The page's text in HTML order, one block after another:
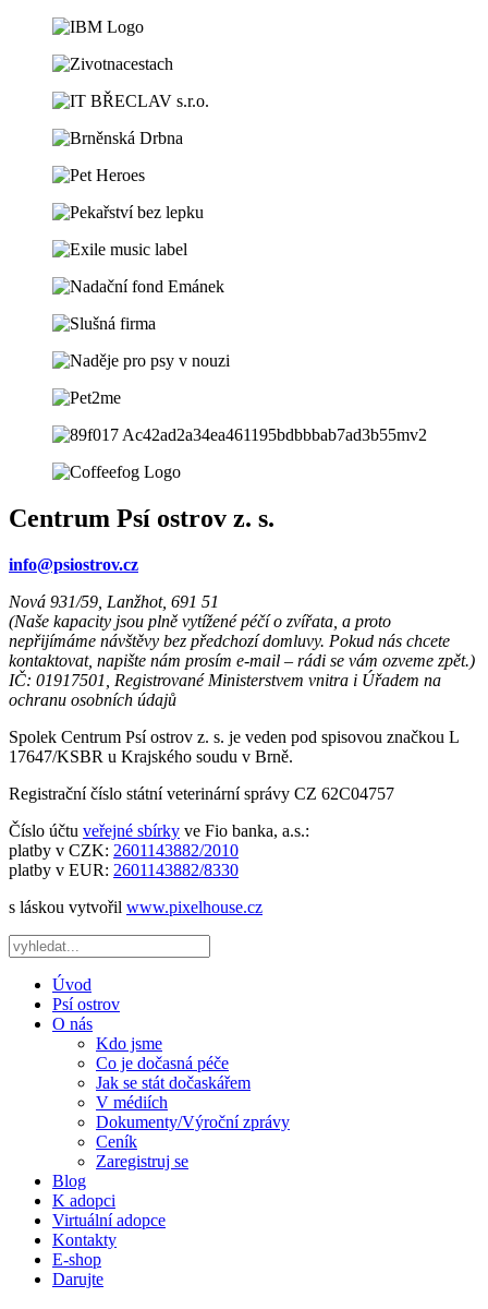
Centrum Psí ostrov z. s.
info@psiostrov.cz
Nová 931/59, Lanžhot, 691 51
(Naše kapacity jsou plně vytížené péčí o zvířata, a proto
nepřijímáme návštěvy bez předchozí domluvy. Pokud nás chcete
kontaktovat, napište nám prosím e-mail – rádi se vám ozveme zpět.)
IČ: 01917501, Registrované Ministerstvem vnitra i Úřadem na
ochranu osobních údajů
Spolek Centrum Psí ostrov z. s. je veden pod spisovou značkou L
17647/KSBR u Krajského soudu v Brně.
Registrační číslo státní veterinární správy CZ 62C04757
Číslo účtu veřejné sbírky ve Fio banka, a.s.:
platby v CZK: 2601143882/2010
platby v EUR: 2601143882/8330
s láskou vytvořil www.pixelhouse.cz
Úvod
Psí ostrov
O nás
Kdo jsme
Co je dočasná péče
Jak se stát dočaskářem
V médiích
Dokumenty/Výroční zprávy
Ceník
Zaregistruj se
Blog
K adopci
Virtuální adopce
Kontakty
E-shop
Darujte